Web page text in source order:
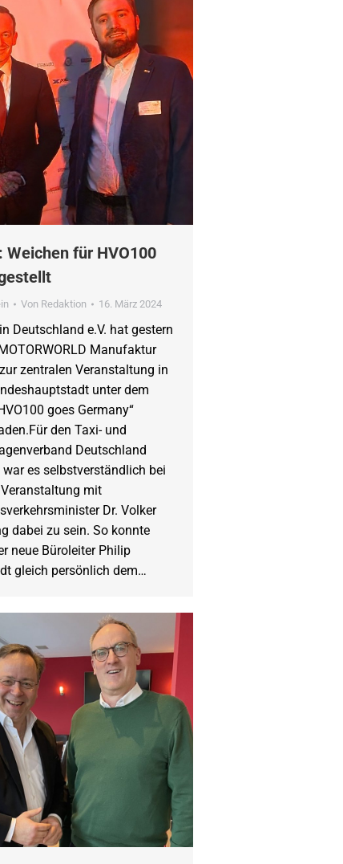
Weichen für HVO100
Von Redaktion 16. März 2024
Deutschland e.V. hat gestern
Manufaktur
zentralen Veranstaltung in
unter dem
goes Germany“
den Taxi- und
Deutschland
war es selbstverständlich bei
mit
Dr. Volker
dabei zu sein. So konnte
neue Büroleiter Philip
gleich persönlich dem…